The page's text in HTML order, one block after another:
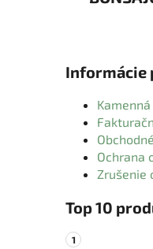
Informácie
Ochrana
Zrušenie
Top 10